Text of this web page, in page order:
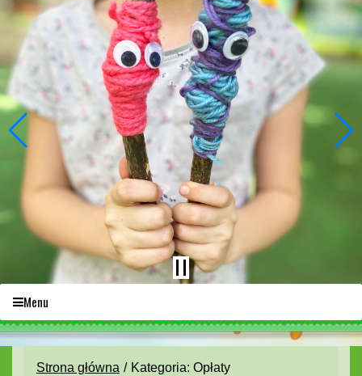
Menu
Strona główna Kategoria: Opłaty